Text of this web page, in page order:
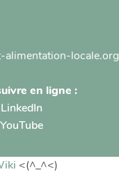
alimentation-locale.org
en ligne :
LinkedIn
YouTube
<(^_^<)